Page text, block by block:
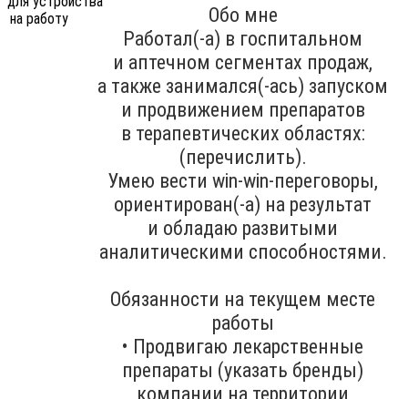
Обо мне
Работал(-а) в госпитальном
и аптечном сегментах продаж,
а также занимался(-ась) запуском
и продвижением препаратов
в терапевтических областях:
(перечислить).
Умею вести win-win-переговоры,
ориентирован(-а) на результат
и обладаю развитыми
аналитическими способностями.
Обязанности на текущем месте
работы
• Продвигаю лекарственные
препараты (указать бренды)
компании на территории